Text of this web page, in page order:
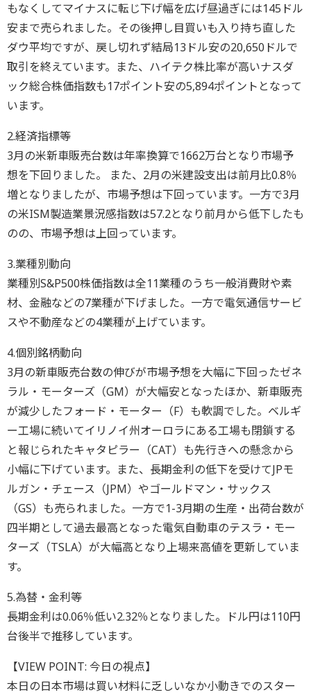
もなくしてマイナスに転じ下げ幅を広げ昼過ぎには145ドル
安まで売られました。その後押し目買いも入り持ち直した
ダウ平均ですが、戻し切れず結局13ドル安の20,650ドルで
取引を終えています。また、ハイテク株比率が高いナスダ
ック総合株価指数も17ポイント安の5,894ポイントとなって
います。
2.経済指標等
3月の米新車販売台数は年率換算で1662万台となり市場予
想を下回りました。 また、2月の米建設支出は前月比0.8％
増となりましたが、市場予想は下回っています。一方で3月
の米ISM製造業景況感指数は57.2となり前月から低下したも
のの、市場予想は上回っています。
3.業種別動向
業種別S&P500株価指数は全11業種のうち一般消費財や素
材、金融などの7業種が下げました。一方で電気通信サービ
スや不動産などの4業種が上げています。
4.個別銘柄動向
3月の新車販売台数の伸びが市場予想を大幅に下回ったゼネ
ラル・モーターズ（GM）が大幅安となったほか、新車販売
が減少したフォード・モーター（F）も軟調でした。ベルギ
ー工場に続いてイリノイ州オーロラにある工場も閉鎖する
と報じられたキャタピラー（CAT）も先行きへの懸念から
小幅に下げています。また、長期金利の低下を受けてJPモ
ルガン・チェース（JPM）やゴールドマン・サックス
（GS）も売られました。一方で1-3月期の生産・出荷台数が
四半期として過去最高となった電気自動車のテスラ・モー
ターズ（TSLA）が大幅高となり上場来高値を更新していま
す。
5.為替・金利等
長期金利は0.06％低い2.32％となりました。ドル円は110円
台後半で推移しています。
【VIEW POINT: 今日の視点】
本日の日本市場は買い材料に乏しいなか小動きでのスター